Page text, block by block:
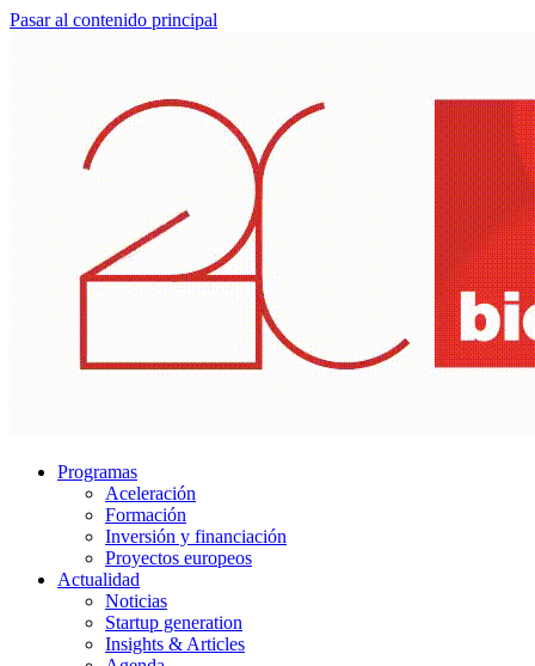
Pasar al contenido principal
Programas
Aceleración
Formación
Inversión y financiación
Proyectos europeos
Actualidad
Noticias
Startup generation
Insights & Articles